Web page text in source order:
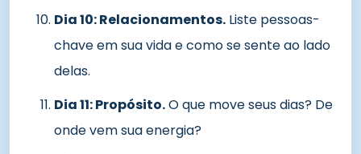
Dia 10: Relacionamentos. Liste pessoas-
chave em sua vida e como se sente ao lado
delas.
Dia 11: Propósito.O que move seus dias? De
onde vem sua energia?